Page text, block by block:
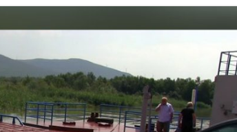
locul unde natura a ascuns un izvor de sănătate VIDEO
de vară și râsete de copii la Carașova VIDEO
avarie – 04.08.2026 – str. Văliugului și Plastomet
– 04.08.2026 – avarie – Calea Severinului
avarie